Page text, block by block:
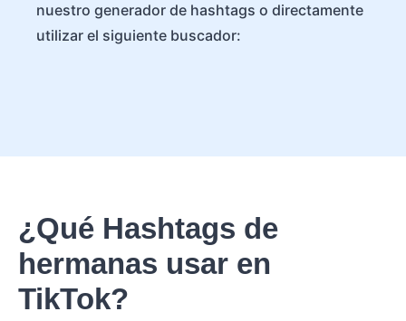
nuestro generador de hashtags o directamente
utilizar el siguiente buscador:
¿Qué Hashtags de
hermanas usar en
TikTok?